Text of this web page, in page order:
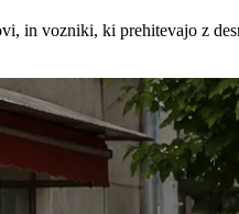
in vozniki, ki prehitevajo z